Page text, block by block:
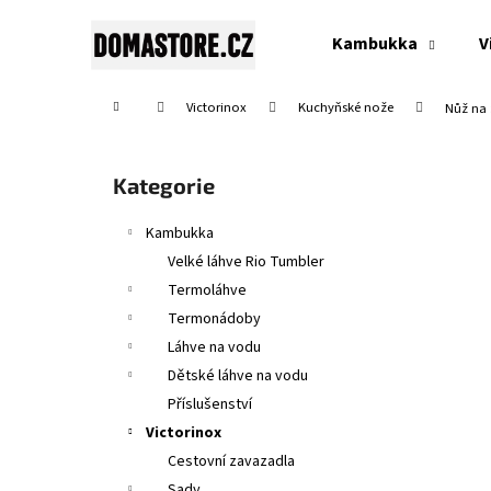
Kambukka
Domů Victorinox Kuchyňské nože Nůž na
Přeskočit
kategorie
Kategorie
Kambukka
Velké láhve Rio Tumbler
Termoláhve
Termonádoby
Láhve na vodu
Dětské láhve na vodu
Příslušenství
Victorinox
Cestovní zavazadla
Zpět
Zpět
SWISS CLASSIC, TOMATO & TABLE KNIFE,